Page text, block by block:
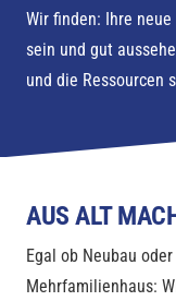
Wir finden: Ihre
sein und gut
und die Ressourcen
AUS ALT
Egal ob Neubau
Mehrfamilienhaus: